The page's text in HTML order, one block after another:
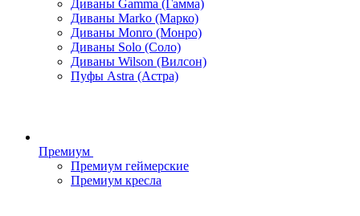
Диваны Gamma (Гамма)
Диваны Marko (Марко)
Диваны Monro (Монро)
Диваны Solo (Соло)
Диваны Wilson (Вилсон)
Пуфы Astra (Астра)
Премиум
Премиум геймерские
Премиум кресла